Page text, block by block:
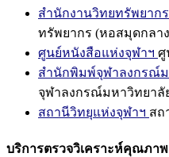
สำนักงานวิทยทรัพยาก
ทรัพยากร (หอสมุดกลา
ศูนย์หนังสือแห่งจุฬาฯ ศู
สำนักพิมพ์จุฬาลงกรณ์
จุฬาลงกรณ์มหาวิทยาลั
สถานีวิทยุแห่งจุฬาฯ สถ
บริการตรวจวิเคราะห์คุณภาพ